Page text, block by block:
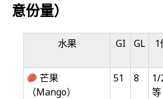
意份量）
水果 GI GL
芒果
（Mango）
51 8
1/
等